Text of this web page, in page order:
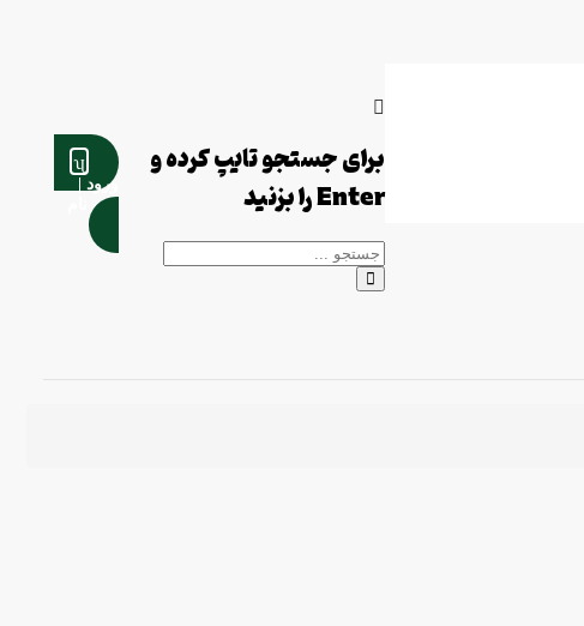
برای جستجو تایپ کرده و
Enter را بزنید
ورود |
ثبت نام